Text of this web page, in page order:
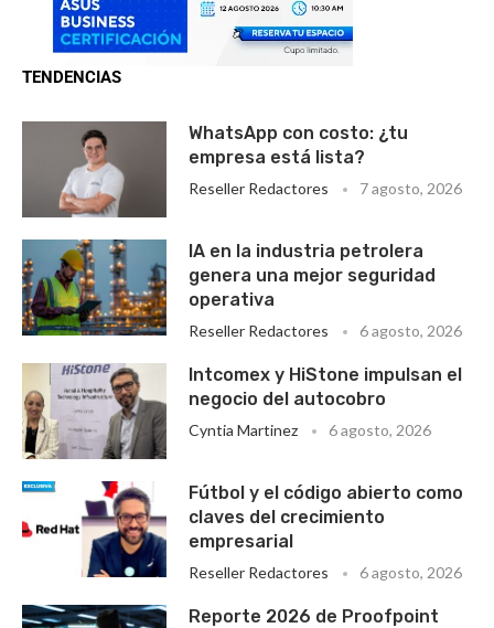
TENDENCIAS
WhatsApp con costo: ¿tu
empresa está lista?
Reseller Redactores 7 agosto, 2026
IA en la industria petrolera
genera una mejor seguridad
operativa
Reseller Redactores 6 agosto, 2026
Intcomex y HiStone impulsan el
negocio del autocobro
Cyntia Martinez 6 agosto, 2026
Fútbol y el código abierto como
claves del crecimiento
empresarial
Reseller Redactores 6 agosto, 2026
Reporte 2026 de Proofpoint